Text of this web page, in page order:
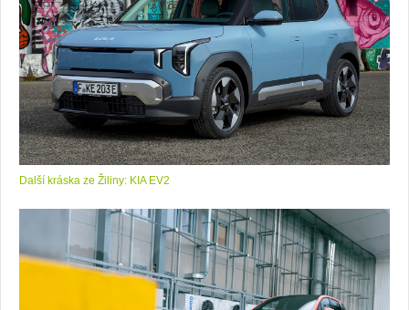
Další kráska ze Žiliny: KIA EV2